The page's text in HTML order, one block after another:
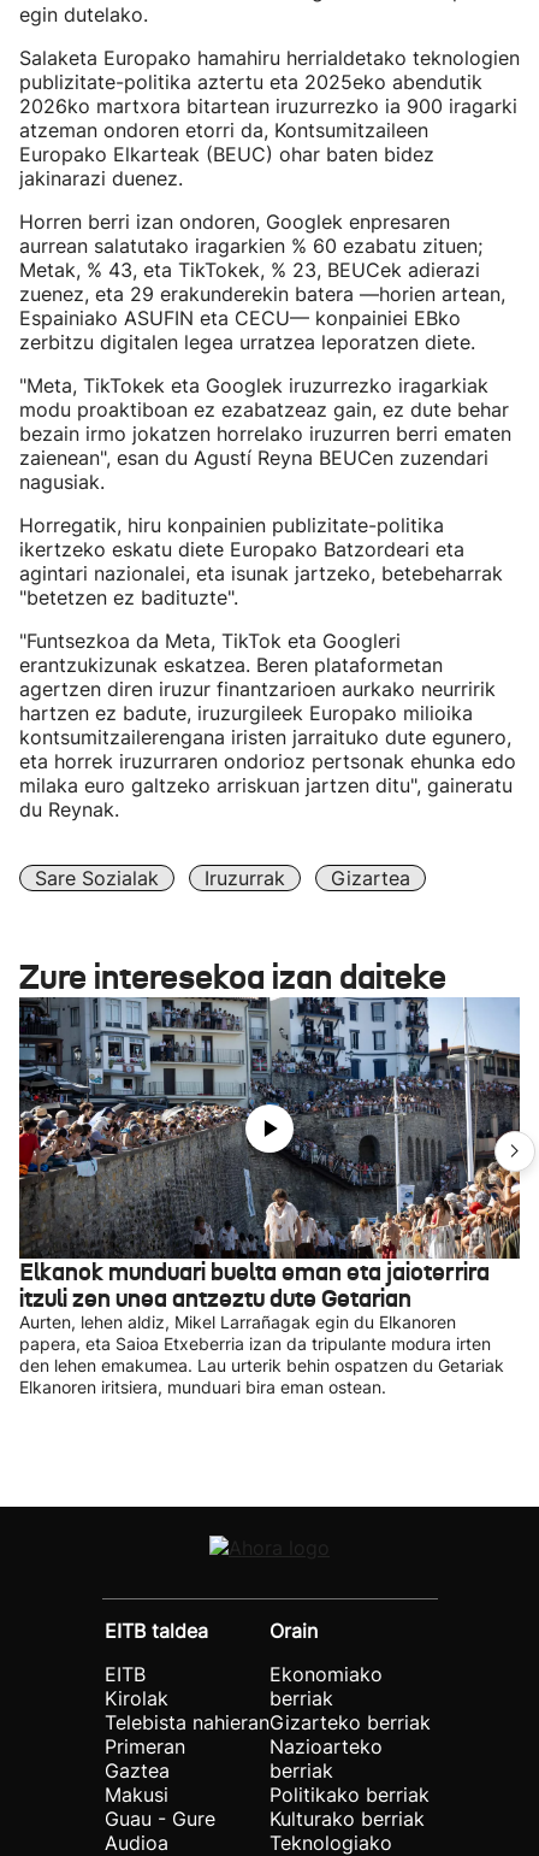
egin dutelako.
Salaketa Europako hamahiru herrialdetako teknologien
publizitate-politika aztertu eta 2025eko abendutik
2026ko martxora bitartean iruzurrezko ia 900 iragarki
atzeman ondoren etorri da, Kontsumitzaileen
Europako Elkarteak (BEUC) ohar baten bidez
jakinarazi duenez.
Horren berri izan ondoren, Googlek enpresaren
aurrean salatutako iragarkien % 60 ezabatu zituen;
Metak, % 43, eta TikTokek, % 23, BEUCek adierazi
zuenez, eta 29 erakunderekin batera —horien artean,
Espainiako ASUFIN eta CECU— konpainiei EBko
zerbitzu digitalen legea urratzea leporatzen diete.
"Meta, TikTokek eta Googlek iruzurrezko iragarkiak
modu proaktiboan ez ezabatzeaz gain, ez dute behar
bezain irmo jokatzen horrelako iruzurren berri ematen
zaienean", esan du Agustí Reyna BEUCen zuzendari
nagusiak.
Horregatik, hiru konpainien publizitate-politika
ikertzeko eskatu diete Europako Batzordeari eta
agintari nazionalei, eta isunak jartzeko, betebeharrak
"betetzen ez badituzte".
"Funtsezkoa da Meta, TikTok eta Googleri
erantzukizunak eskatzea. Beren plataformetan
agertzen diren iruzur finantzarioen aurkako neurririk
hartzen ez badute, iruzurgileek Europako milioika
kontsumitzailerengana iristen jarraituko dute egunero,
eta horrek iruzurraren ondorioz pertsonak ehunka edo
milaka euro galtzeko arriskuan jartzen ditu", gaineratu
du Reynak.
Sare Sozialak Iruzurrak Gizartea
Zure interesekoa izan daiteke
Elkanok munduari buelta eman eta jaioterrira
itzuli zen unea antzeztu dute Getarian
Aurten, lehen aldiz, Mikel Larrañagak egin du Elkanoren
papera, eta Saioa Etxeberria izan da tripulante modura irten
den lehen emakumea. Lau urterik behin ospatzen du Getariak
Elkanoren iritsiera, munduari bira eman ostean.
EITB taldea
EITB
Kirolak
Telebista nahieran
Primeran
Gaztea
Makusi
Guau - Gure
Audioa
Orain
Ekonomiako
berriak
Gizarteko berriak
Nazioarteko
berriak
Politikako berriak
Kulturako berriak
Teknologiako